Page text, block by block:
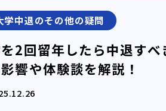
学中退のその他の疑問
2回留年したら中退すべ
響や体験談を解説！